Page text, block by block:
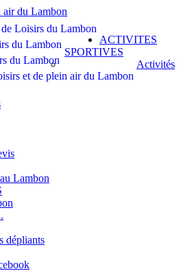
ACTIVITES
SPORTIVES
Activités
Lambon
dépliants